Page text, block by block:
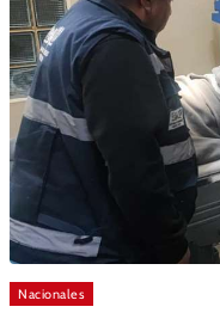
Nacionales